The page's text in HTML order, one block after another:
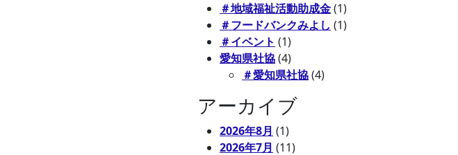
＃地域福祉活動助成金(1)
＃フードバンクみよし (1)
＃イベント (1)
愛知県社協(4)
＃愛知県社協(4)
アーカイブ
2026年8月 (1)
2026年7月 (11)